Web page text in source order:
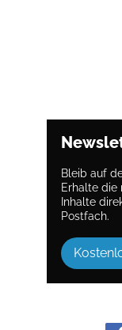
Bleib auf
Erhalte die
Inhalte
Postfach.